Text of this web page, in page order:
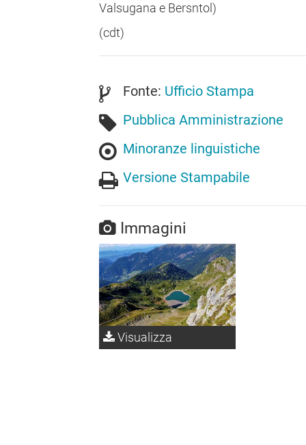
Valsugana e Bersntol)
(cdt)
Fonte: Ufficio Stampa
Pubblica Amministrazione
Minoranze linguistiche
Versione Stampabile
Immagini
Visualizza